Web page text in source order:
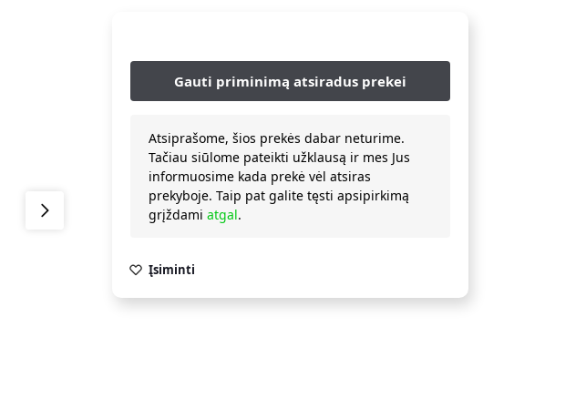
Atsiprašome, šios prekės dabar neturime.
Tačiau siūlome pateikti užklausą ir mes Jus
informuosime kada prekė vėl atsiras
prekyboje. Taip pat galite tęsti apsipirkimą
grįždamiatgal.
Įsiminti